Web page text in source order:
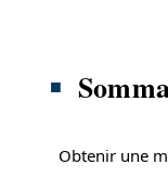
Obtenir une